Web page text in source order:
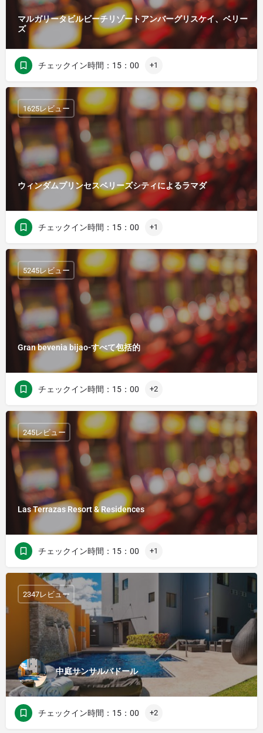
マルガリータビルビーチリゾートアンバーグリスケイ、ベリー
ズ
チェックイン時間：15：00 +1
ウィンダムプリンセスベリーズシティによるラマダ
1625レビュー
チェックイン時間：15：00 +1
Gran bevenia bijao-すべて包括的
5245レビュー
チェックイン時間：15：00 +2
Las Terrazas Resort & Residences
245レビュー
チェックイン時間：15：00 +1
中庭サンサルバドール
2347レビュー
チェックイン時間：15：00 +2